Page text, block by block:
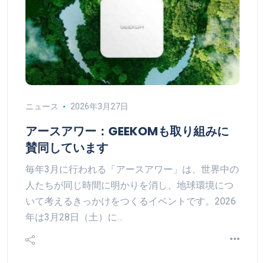
ニュース 2026年3月27日
アースアワー：GEEKOMも取り組みに
賛同しています
毎年3月に行われる「アースアワー」は、世界中の
人たちが同じ時間に明かりを消し、地球環境につ
いて考えるきっかけをつくるイベントです。2026
年は3月28日（土）に…